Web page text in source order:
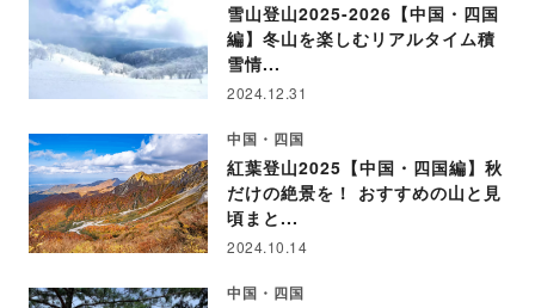
雪山登山2025-2026【中国・四国
編】冬山を楽しむリアルタイム積
雪情...
2024.12.31
中国・四国
紅葉登山2025【中国・四国編】秋
だけの絶景を！ おすすめの山と見
頃まと...
2024.10.14
中国・四国